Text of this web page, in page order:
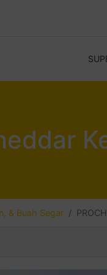
& Buah Segar